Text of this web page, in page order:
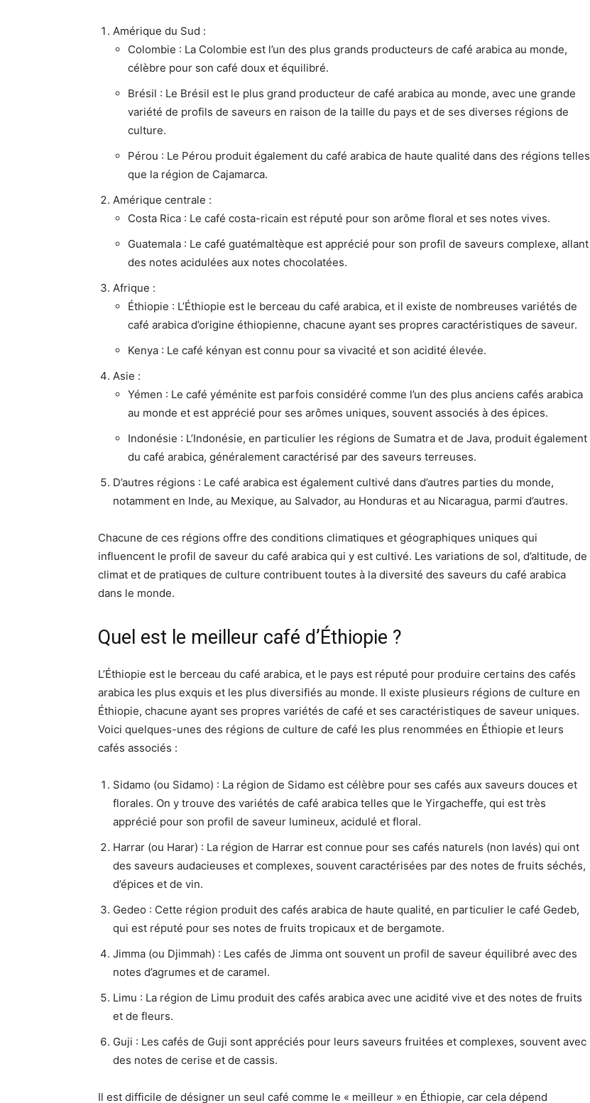
Amérique du Sud :
Colombie : La Colombie est l’un des plus grands producteurs de café arabica au monde,
célèbre pour son café doux et équilibré.
Brésil : Le Brésil est le plus grand producteur de café arabica au monde, avec une grande
variété de profils de saveurs en raison de la taille du pays et de ses diverses régions de
culture.
Pérou : Le Pérou produit également du café arabica de haute qualité dans des régions telles
que la région de Cajamarca.
Amérique centrale :
Costa Rica : Le café costa-ricain est réputé pour son arôme floral et ses notes vives.
Guatemala : Le café guatémaltèque est apprécié pour son profil de saveurs complexe, allant
des notes acidulées aux notes chocolatées.
Afrique :
Éthiopie : L’Éthiopie est le berceau du café arabica, et il existe de nombreuses variétés de
café arabica d’origine éthiopienne, chacune ayant ses propres caractéristiques de saveur.
Kenya : Le café kényan est connu pour sa vivacité et son acidité élevée.
Asie :
Yémen : Le café yéménite est parfois considéré comme l’un des plus anciens cafés arabica
au monde et est apprécié pour ses arômes uniques, souvent associés à des épices.
Indonésie : L’Indonésie, en particulier les régions de Sumatra et de Java, produit également
du café arabica, généralement caractérisé par des saveurs terreuses.
D’autres régions : Le café arabica est également cultivé dans d’autres parties du monde,
notamment en Inde, au Mexique, au Salvador, au Honduras et au Nicaragua, parmi d’autres.
Chacune de ces régions offre des conditions climatiques et géographiques uniques qui
influencent le profil de saveur du café arabica qui y est cultivé. Les variations de sol, d’altitude, de
climat et de pratiques de culture contribuent toutes à la diversité des saveurs du café arabica
dans le monde.
Quel est le meilleur café d’Éthiopie ?
L’Éthiopie est le berceau du café arabica, et le pays est réputé pour produire certains des cafés
arabica les plus exquis et les plus diversifiés au monde. Il existe plusieurs régions de culture en
Éthiopie, chacune ayant ses propres variétés de café et ses caractéristiques de saveur uniques.
Voici quelques-unes des régions de culture de café les plus renommées en Éthiopie et leurs
cafés associés :
Sidamo (ou Sidamo) : La région de Sidamo est célèbre pour ses cafés aux saveurs douces et
florales. On y trouve des variétés de café arabica telles que le Yirgacheffe, qui est très
apprécié pour son profil de saveur lumineux, acidulé et floral.
Harrar (ou Harar) : La région de Harrar est connue pour ses cafés naturels (non lavés) qui ont
des saveurs audacieuses et complexes, souvent caractérisées par des notes de fruits séchés,
d’épices et de vin.
Gedeo : Cette région produit des cafés arabica de haute qualité, en particulier le café Gedeb,
qui est réputé pour ses notes de fruits tropicaux et de bergamote.
Jimma (ou Djimmah) : Les cafés de Jimma ont souvent un profil de saveur équilibré avec des
notes d’agrumes et de caramel.
Limu : La région de Limu produit des cafés arabica avec une acidité vive et des notes de fruits
et de fleurs.
Guji : Les cafés de Guji sont appréciés pour leurs saveurs fruitées et complexes, souvent avec
des notes de cerise et de cassis.
Il est difficile de désigner un seul café comme le « meilleur » en Éthiopie, car cela dépend